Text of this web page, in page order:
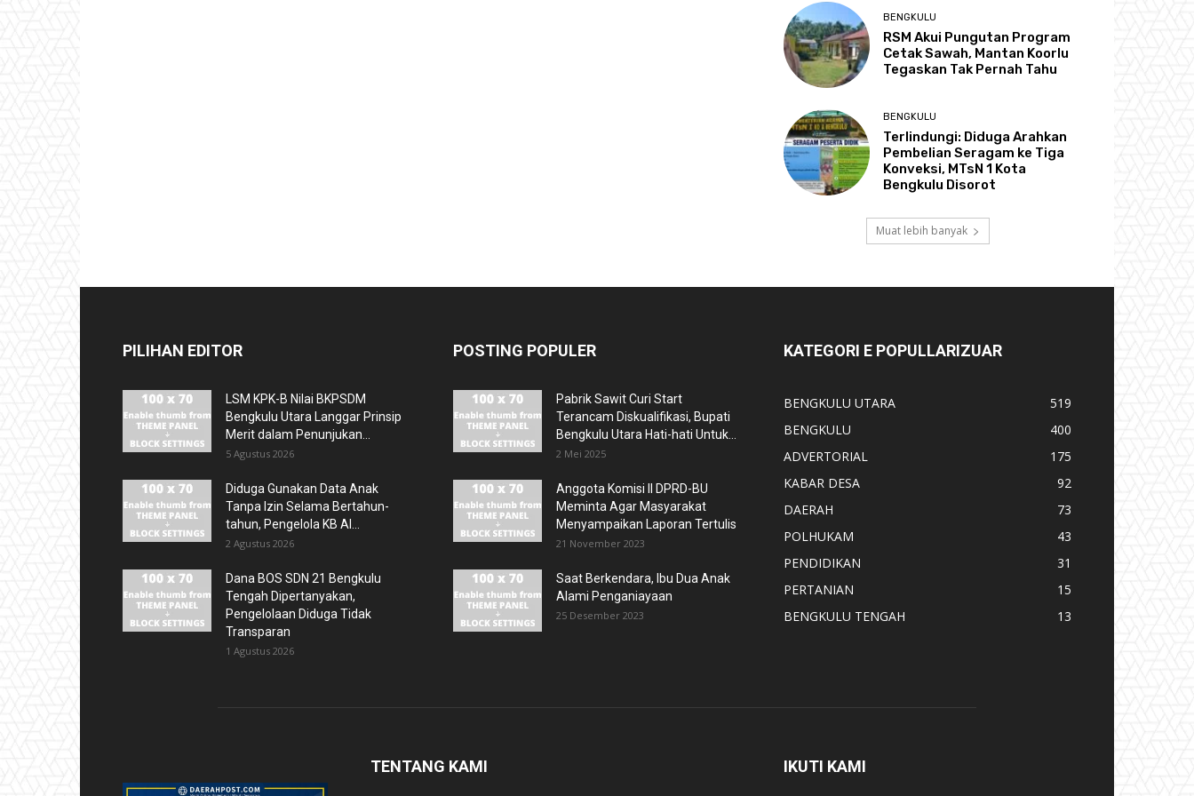
BENGKULU
RSM Akui Pungutan Program
Cetak Sawah, Mantan Koorlu
Tegaskan Tak Pernah Tahu
BENGKULU
Terlindungi: Diduga Arahkan
Pembelian Seragam ke Tiga
Konveksi, MTsN 1 Kota
Bengkulu Disorot
Muat lebih banyak
PILIHAN EDITOR
LSM KPK-B Nilai BKPSDM
Bengkulu Utara Langgar Prinsip
Merit dalam Penunjukan...
5 Agustus 2026
Diduga Gunakan Data Anak
Tanpa Izin Selama Bertahun-
tahun, Pengelola KB Al...
2 Agustus 2026
Dana BOS SDN 21 Bengkulu
Tengah Dipertanyakan,
Pengelolaan Diduga Tidak
Transparan
1 Agustus 2026
POSTING POPULER
Pabrik Sawit Curi Start
Terancam Diskualifikasi, Bupati
Bengkulu Utara Hati-hati Untuk...
2 Mei 2025
Anggota Komisi II DPRD-BU
Meminta Agar Masyarakat
Menyampaikan Laporan Tertulis
21 November 2023
Saat Berkendara, Ibu Dua Anak
Alami Penganiayaan
25 Desember 2023
KATEGORI E POPULLARIZUAR
BENGKULU UTARA
519
BENGKULU
400
ADVERTORIAL
175
KABAR DESA
92
DAERAH
73
POLHUKAM
43
PENDIDIKAN
31
PERTANIAN
15
BENGKULU TENGAH
13
TENTANG KAMI IKUTI KAMI